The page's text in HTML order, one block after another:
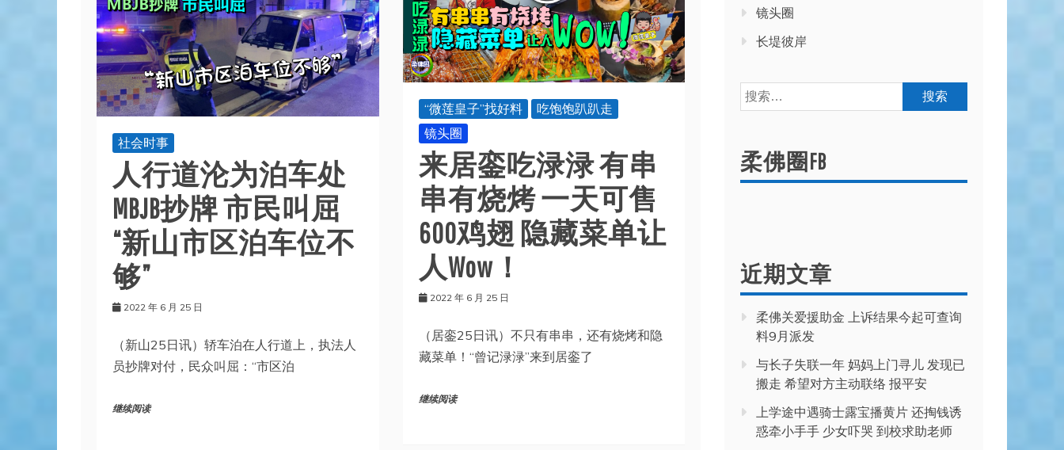
“微莲皇子”找好料
吃饱饱趴趴走
镜头圈
来居銮吃渌渌 有串
串有烧烤 一天可售
600鸡翅 隐藏菜单让
人Wow！
2022 年 6 月 25 日
（居銮25日讯）不只有串串，还有烧烤和隐
藏菜单！“曾记渌渌”来到居銮了
继续阅读
社会时事
人行道沦为泊车处
MBJB抄牌 市民叫屈
“新山市区泊车位不
够”
2022 年 6 月 25 日
（新山25日讯）轿车泊在人行道上，执法人
员抄牌对付，民众叫屈：“市区泊
继续阅读
镜头圈
长堤彼岸
搜
索：
柔佛圈FB
近期文章
柔佛关爱援助金 上诉结果今起可查询
料9月派发
与长子失联一年 妈妈上门寻儿 发现已
搬走 希望对方主动联络 报平安
上学途中遇骑士露宝播黄片 还掏钱诱
惑牵小手手 少女吓哭 到校求助老师